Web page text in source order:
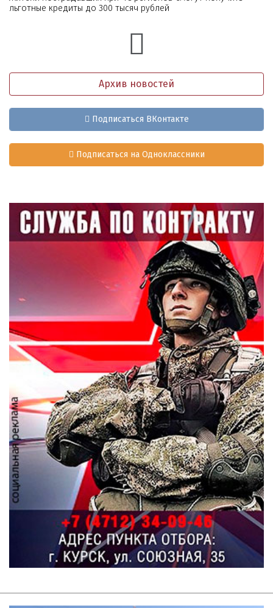
льготные кредиты до 300 тысяч рублей
Архив новостей
Подписаться ВКонтакте
Подписаться на Одноклассники